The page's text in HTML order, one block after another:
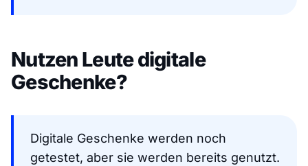
Nutzen Leute digitale
Geschenke?
Digitale Geschenke werden noch
getestet, aber sie werden bereits genutzt.